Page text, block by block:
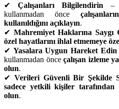
✔ Çalışanları Bilgilendirin –
kullanmadan önce
kullanıldığını açıklayın.
✔ Mahremiyet Haklarına Saygı
özel hayatlarını ihlal etmemeye
✔ Yasalara Uygun Hareket Edin
kullanmadan önce çalışan izleme
olun.
✔ Verileri Güvenli Bir Şekilde
sadece yetkili kişiler
olun.